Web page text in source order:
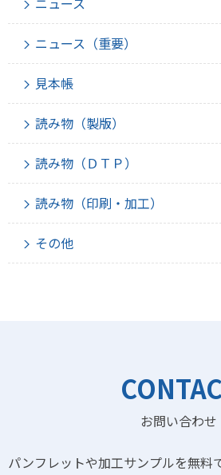
ニュース（重要）
見本帳
読み物（製版）
読み物（ＤＴＰ）
読み物（印刷・加工）
その他
お問い合わせ
パンフレットや加工サンプルを無料